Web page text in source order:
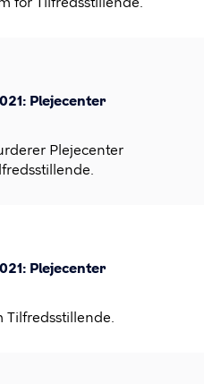
Plejecenter
Plejecenter
Plejecenter
Tilfredsstillende.